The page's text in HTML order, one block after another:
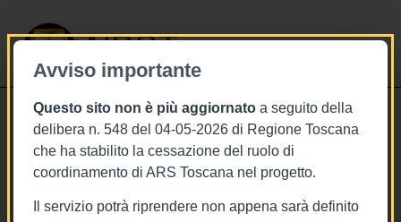
Avviso importante
Questo sito non è più aggiornato a seguito della
delibera n. 548 del 04-05-2026 di Regione Toscana
che ha stabilito la cessazione del ruolo di
coordinamento di ARS Toscana nel progetto.
Il servizio potrà riprendere non appena sarà definito
NBST
Stai visualizzando gli articoli relativi
a: Zinco